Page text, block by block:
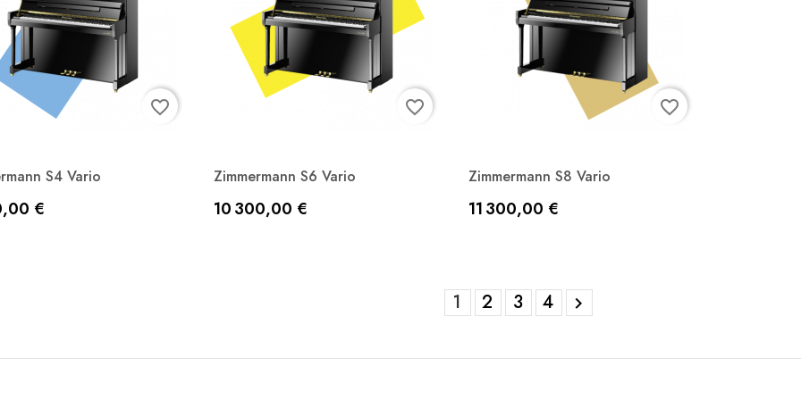
Aperçu rapide
S4 Vario
€
favorite_border
Aperçu rapide
Zimmermann S6 Vario
Prix
10 300,00 €
favorite_border
Aperçu rapide
Zimmermann S8 Vario
Prix
11 300,00 €
favorite_border
1 2 3 4 